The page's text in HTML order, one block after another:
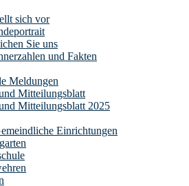
sich vor
Sie uns
und Fakten
Meldungen
Mitteilungsblatt
Mitteilungsblatt 2025
Einrichtungen